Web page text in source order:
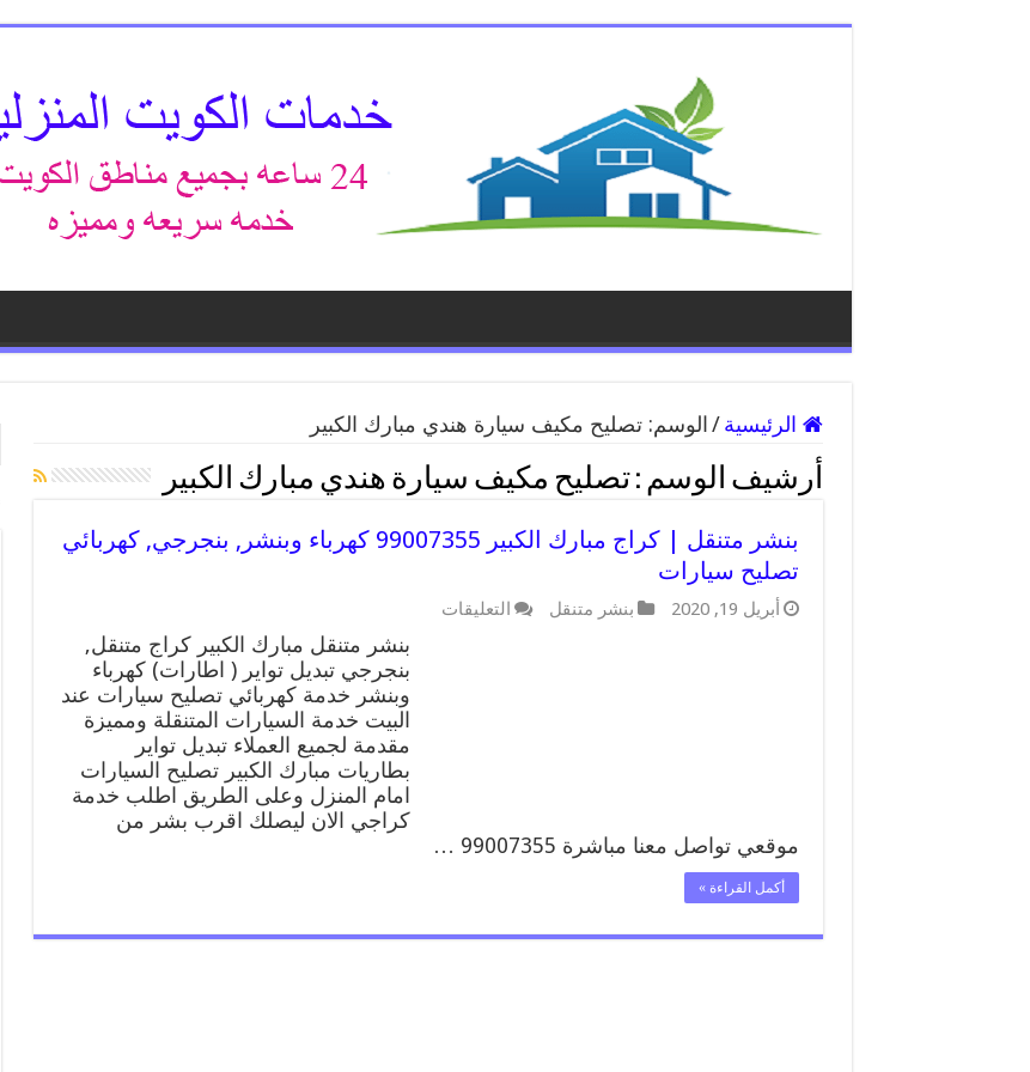
الرئيسية / الوسم:تصليح مكيف سيارة هندي مبارك الكبير
أرشيف الوسم :تصليح مكيف سيارة هندي مبارك الكبير
بنشر متنقل | كراج مبارك الكبير 99007355 كهرباء وبنشر, بنجرجي, كهربائي
تصليح سيارات
أبريل 19, 2020 بنشر متنقل التعليقات
متنقل
كراج
مبارك
99007355
كهرباء
وبنشر,
بنجرجي,
بنشر متنقل مبارك الكبير كراج متنقل,
بنجرجي تبديل تواير ( اطارات) كهرباء
وبنشر خدمة كهربائي تصليح سيارات عند
البيت خدمة السيارات المتنقلة ومميزة
مقدمة لجميع العملاء تبديل تواير
بطاريات مبارك الكبير تصليح السيارات
امام المنزل وعلى الطريق اطلب خدمة
كراجي الان ليصلك اقرب بشر من
موقعي تواصل معنا مباشرة 99007355 …
أكمل القراءة »